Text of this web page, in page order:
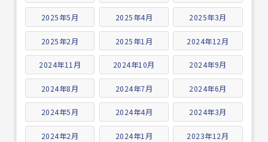
2025年5月 2025年4月 2025年3月
2025年2月 2025年1月 2024年12月
2024年11月 2024年10月 2024年9月
2024年8月 2024年7月 2024年6月
2024年5月 2024年4月 2024年3月
2024年2月 2024年1月 2023年12月